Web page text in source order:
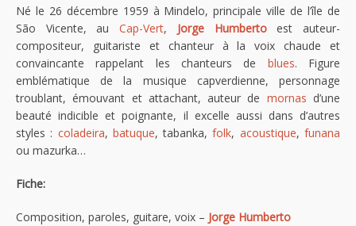
Né le 26 décembre 1959 à Mindelo, principale ville de l’île de
São Vicente, auCap-Vert, Jorge Humbertoest auteur-
compositeur, guitariste et chanteur à la voix chaude et
convaincante rappelant les chanteurs de blues. Figure
emblématique de la musique capverdienne, personnage
troublant, émouvant et attachant, auteur de mornas d’une
beauté indicible et poignante, il excelle aussi dans d’autres
styles : coladeira, batuque, tabanka,folk, acoustique,funana
ou mazurka…
Fiche:
Composition, paroles, guitare, voix – Jorge Humberto